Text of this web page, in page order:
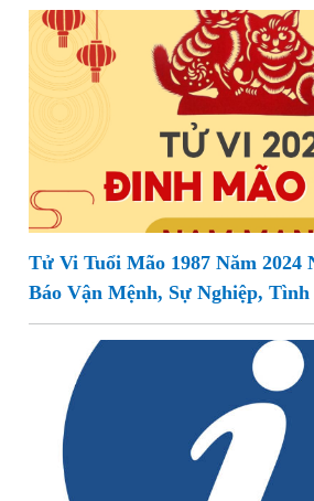
Tử Vi Tuổi Mão 1987 Năm 2024
Báo Vận Mệnh, Sự Nghiệp, Tình